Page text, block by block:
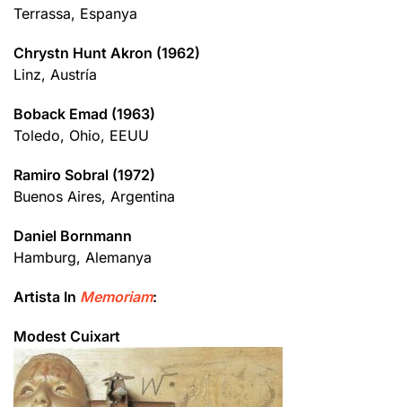
Terrassa, Espanya
Chrystn Hunt Akron (1962)
Linz, Austría
Boback Emad (1963)
Toledo, Ohio, EEUU
Ramiro Sobral (1972)
Buenos Aires, Argentina
Daniel Bornmann
Hamburg, Alemanya
Artista In Memoriam:
Modest Cuixart